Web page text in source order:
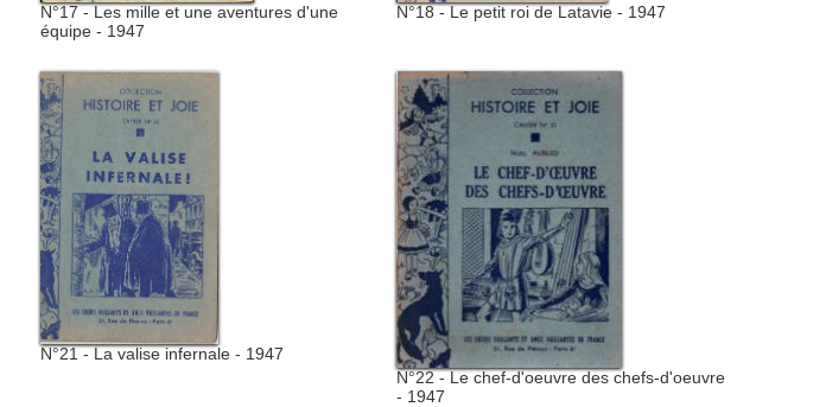
N°17 - Les mille et une aventures d'une
équipe - 1947
N°18 - Le petit roi de Latavie - 1947
N°21 - La valise infernale - 1947
N°22 - Le chef-d'oeuvre des chefs-d'oeuvre
- 1947